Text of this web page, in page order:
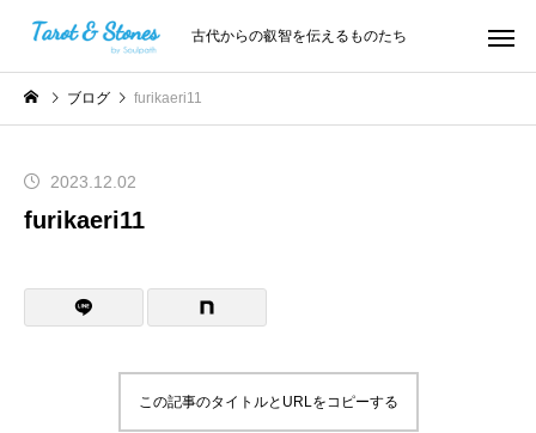
古代からの叡智を伝えるものたち
ブログ furikaeri11
2023.12.02
furikaeri11
この記事のタイトルとURLをコピーする